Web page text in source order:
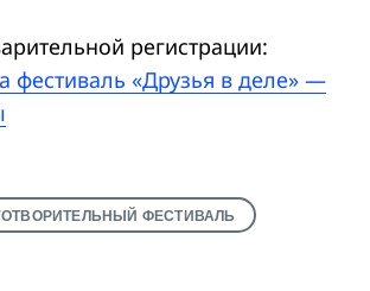
регистрации:
фестиваль «Друзья в деле» —
ФЕСТИВАЛЬ